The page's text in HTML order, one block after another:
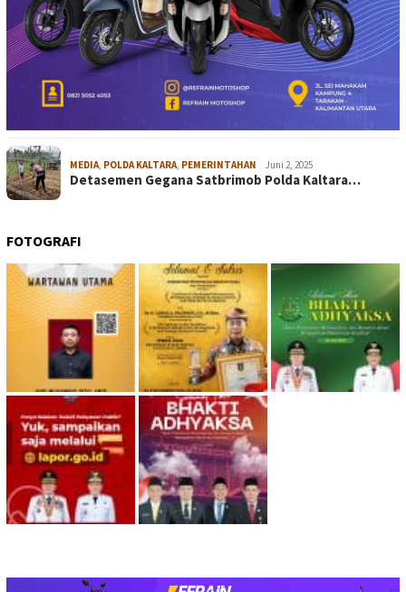
MEDIA POLDA KALTARA PEMERINTAHAN Juni 2, 2025
Detasemen Gegana Satbrimob Polda Kaltara…
FOTOGRAFI